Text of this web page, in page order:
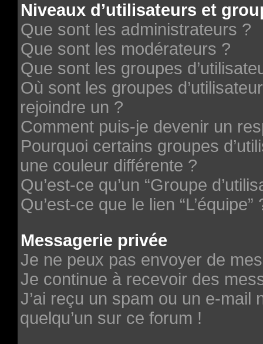
Niveaux d’utilisateurs et
Que sont les administrateurs ?
Que sont les modérateurs ?
Que sont les groupes
Où sont les groupes
rejoindre un ?
Comment puis-je devenir un
Pourquoi certains groupes
une couleur différente ?
Qu’est-ce qu’un “Groupe
Qu’est-ce que le lien “L’équipe”
Messagerie privée
Je ne peux pas envoyer de
Je continue à recevoir des
J’ai reçu un spam ou un e-mail
quelqu’un sur ce forum !